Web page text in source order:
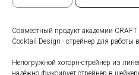
Совместный продукт академии
Cocktail Design - стрейнер для работы
Непогружной хоторн-стрейнер из
надёжно фиксирует стрейнер в